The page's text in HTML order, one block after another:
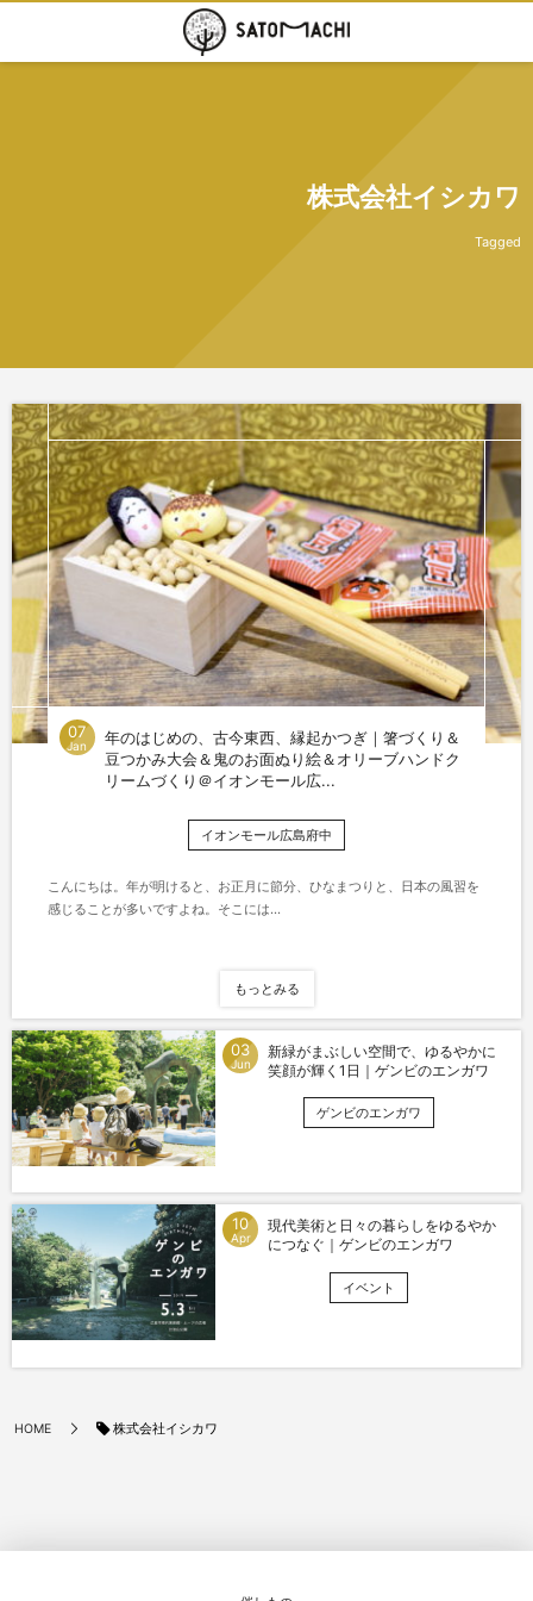
株式会社イシカワ
Tagged
07
Jan
年のはじめの、古今東西、縁起かつぎ｜箸づくり＆
豆つかみ大会＆鬼のお面ぬり絵＆オリーブハンドク
リームづくり＠イオンモール広...
イオンモール広島府中
こんにちは。年が明けると、お正月に節分、ひなまつりと、日本の風習を
感じることが多いですよね。そこには...
もっとみる
03
Jun
新緑がまぶしい空間で、ゆるやかに
笑顔が輝く1日｜ゲンビのエンガワ
ゲンビのエンガワ
10
Apr
現代美術と日々の暮らしをゆるやか
につなぐ｜ゲンビのエンガワ
イベント
HOME 株式会社イシカワ